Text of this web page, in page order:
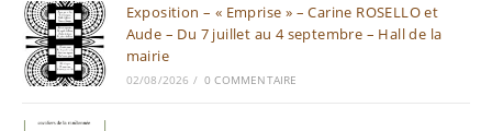
Exposition – « Emprise » – Carine ROSELLO et
Aude – Du 7 juillet au 4 septembre – Hall de la
mairie
02/08/2026 / 0 COMMENTAIRE